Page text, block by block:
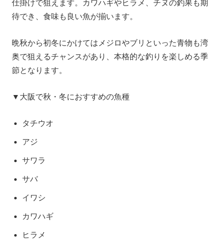
仕掛けで狙えます。カワハギやヒラメ、チヌの釣果も期
待でき、食味も良い魚が揃います。
晩秋から初冬にかけてはメジロやブリといった青物も湾
奥で狙えるチャンスがあり、本格的な釣りを楽しめる季
節となります。
▼大阪で秋・冬におすすめの魚種
タチウオ
アジ
サワラ
サバ
イワシ
カワハギ
ヒラメ